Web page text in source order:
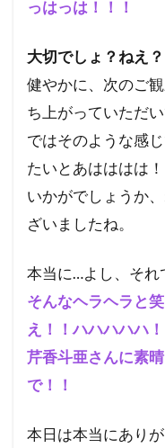
っはっは！！！
大切でしょ？ねえ
健やかに、次のご
ち上がっていただい
ではそのような感
たいとあはははは
いかがでしょうか
ざいましたね。
本当に…よし、それ
そんなヘラヘラと
え！！ハハハハハ
芹香斗亜さんに素
で！！
本日は本当にあり